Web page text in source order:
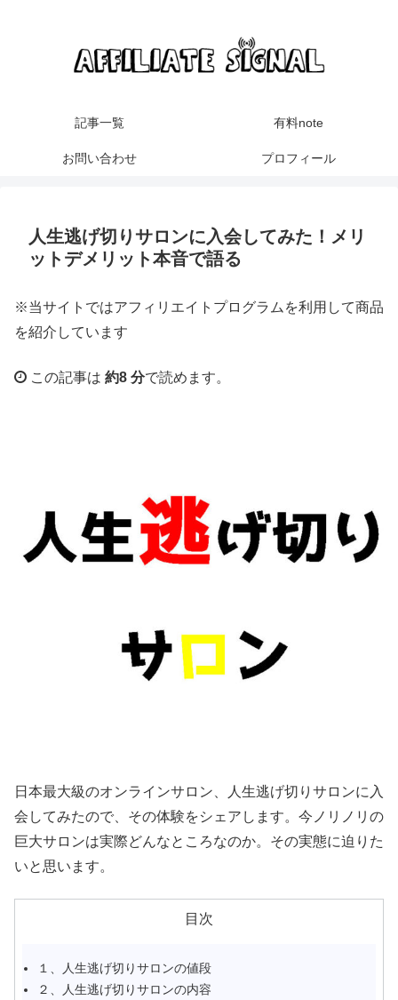
記事一覧 有料note
お問い合わせ プロフィール
人生逃げ切りサロンに入会してみた！メリ
ットデメリット本音で語る
※当サイトではアフィリエイトプログラムを利用して商品
を紹介しています
この記事は 約8 分で読めます。
日本最大級のオンラインサロン、人生逃げ切りサロンに入
会してみたので、その体験をシェアします。今ノリノリの
巨大サロンは実際どんなところなのか。その実態に迫りた
いと思います。
目次
１、人生逃げ切りサロンの値段
２、人生逃げ切りサロンの内容